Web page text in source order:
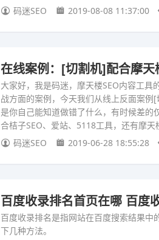
码迷SEO
2019-08-08 11:37:00
在线案例：[切割机]配合摩
大家好，我是码迷，摩天楼SEO内容工具
战方面的案例，今天我们从线上反面案
是你自己能知道做错了什么，有时候差的
合桔子SEO、爱站、5118工具，还有摩
码迷SEO
2019-06-28 18:55:28
百度收录排名首页在哪 百度
百度收录排名是指网站在百度搜索结果
下几种方法。